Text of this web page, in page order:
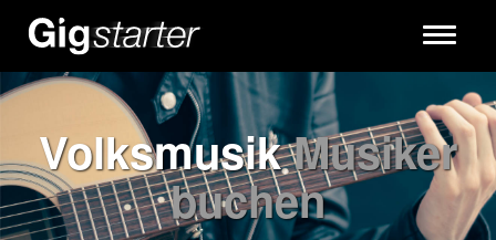
Toggle
VolksmusikMusiker
buchen